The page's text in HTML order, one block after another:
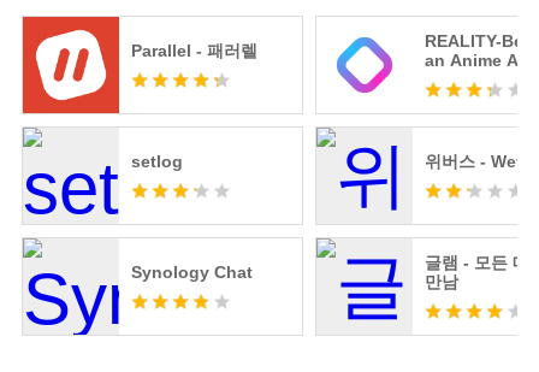
Parallel - 패러렐
REALITY-
an Anime
setlog 위버스 -
Synology Chat
글램 - 모든 매
만남